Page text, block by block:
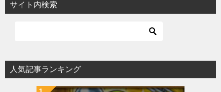
サイト内検索
人気記事ランキング